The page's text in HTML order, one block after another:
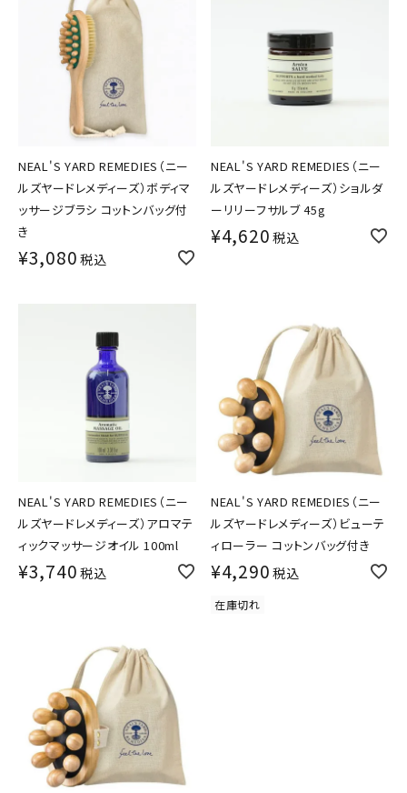
NEAL'S YARD REMEDIES（ニー
ルズヤードレメディーズ）ボディマ
ッサージブラシ コットンバッグ付
き
¥3,080 税込
NEAL'S YARD REMEDIES（ニー
ルズヤードレメディーズ）ショルダ
ーリリーフサルブ 45g
¥4,620 税込
NEAL'S YARD REMEDIES（ニー
ルズヤードレメディーズ）アロマテ
ィックマッサージオイル 100ml
¥3,740 税込
NEAL'S YARD REMEDIES（ニー
ルズヤードレメディーズ）ビューテ
ィローラー コットンバッグ付き
¥4,290 税込
在庫切れ